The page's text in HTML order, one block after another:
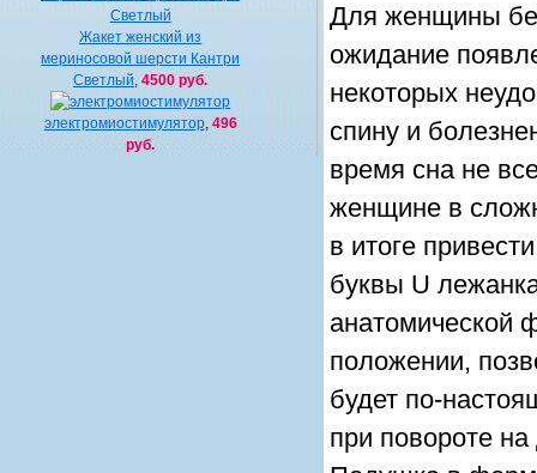
Жакет женский из
мериносовой шерсти Кантри
Светлый ,4500 руб.
электромиостимулятор, 496
руб.
Для женщины
ожидание
некоторых
спину и
время сна не
женщине в
в итоге
буквы U
анатомической
положении,
будет по-
при повороте